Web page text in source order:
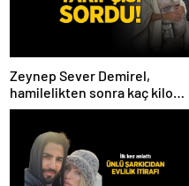
Zeynep Sever Demirel,
hamilelikten sonra kaç kilo
verdiğini açıkladı! ‘Yaza kadar